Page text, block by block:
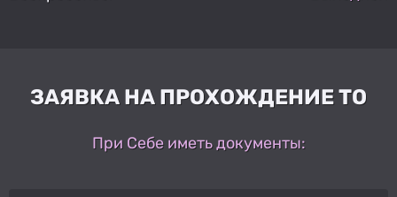
ЗАЯВКА НА ПРОХОЖДЕНИЕ ТО
При Себе иметь документы: